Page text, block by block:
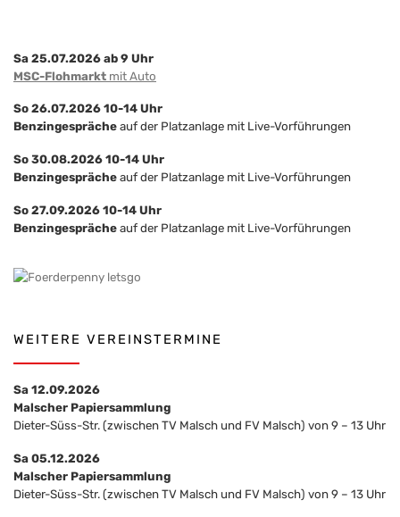
Sa 25.07.2026 ab 9 Uhr
MSC-Flohmarkt mit Auto
So 26.07.2026 10-14 Uhr
Benzingesprächeauf der Platzanlage mit Live-Vorführungen
So 30.08.2026 10-14 Uhr
Benzingesprächeauf der Platzanlage mit Live-Vorführungen
So 27.09.2026 10-14 Uhr
Benzingesprächeauf der Platzanlage mit Live-Vorführungen
WEITERE VEREINSTERMINE
Sa 12.09.2026
Malscher Papiersammlung
Dieter-Süss-Str. (zwischen TV Malsch und FV Malsch) von 9 – 13 Uhr
Sa 05.12.2026
Malscher Papiersammlung
Dieter-Süss-Str. (zwischen TV Malsch und FV Malsch) von 9 – 13 Uhr